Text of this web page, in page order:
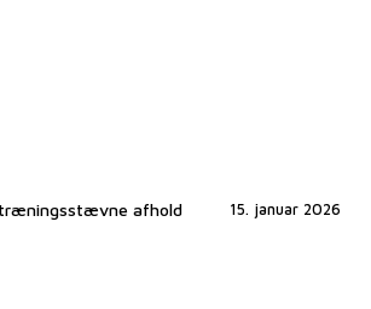
15. januar 2026
afhold